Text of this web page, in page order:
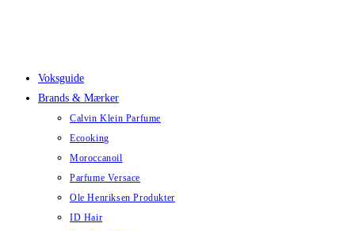
Voksguide
Brands & Mærker
Calvin Klein Parfume
Ecooking
Moroccanoil
Parfume Versace
Ole Henriksen Produkter
ID Hair